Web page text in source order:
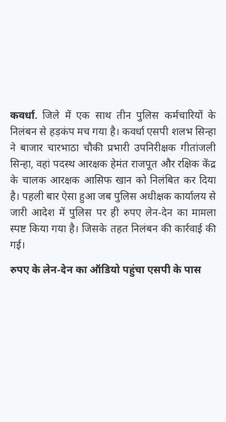
कवर्धा. जिले में एक साथ तीन पुलिस कर्मचारियों के
निलंबन से हड़कंप मच गया है। कवर्धा एसपी शलभ सिन्हा
ने बाजार चारभाठा चौकी प्रभारी उपनिरीक्षक गीतांजली
सिन्हा, वहां पदस्थ आरक्षक हेमंत राजपूत और रक्षिक केंद्र
के चालक आरक्षक आसिफ खान को निलंबित कर दिया
है। पहली बार ऐसा हुआ जब पुलिस अधीक्षक कार्यालय से
जारी आदेश में पुलिस पर ही रुपए लेन-देन का मामला
स्पष्ट किया गया है। जिसके तहत निलंबन की कार्रवाई की
गई।
रुपए के लेन-देन का ऑडियो पहुंचा एसपी के पास